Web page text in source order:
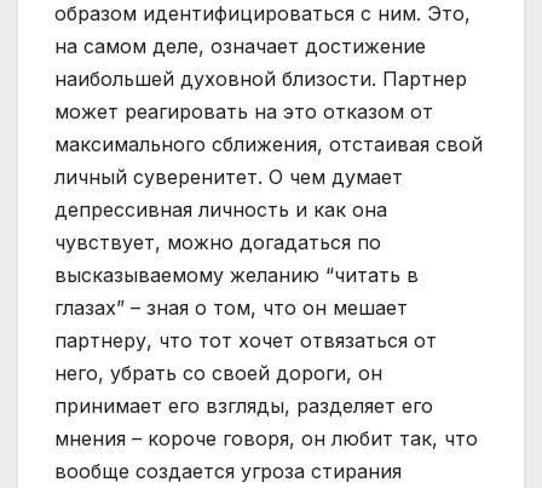
образом идентифицироваться с ним. Это,
на самом деле, означает достижение
наибольшей духовной близости. Партнер
может реагировать на это отказом от
максимального сближения, отстаивая свой
личный суверенитет. О чем думает
депрессивная личность и как она
чувствует, можно догадаться по
высказываемому желанию “читать в
глазах” – зная о том, что он мешает
партнеру, что тот хочет отвязаться от
него, убрать со своей дороги, он
принимает его взгляды, разделяет его
мнения – короче говоря, он любит так, что
вообще создается угроза стирания